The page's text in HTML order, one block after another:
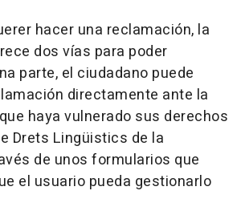
hacer una reclamación, la
dos vías para poder
parte, el ciudadano puede
directamente ante la
haya vulnerado sus derechos
Drets Lingüistics de la
de unos formularios que
el usuario pueda gestionarlo